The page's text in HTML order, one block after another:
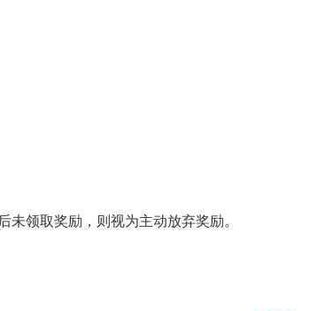
未领取奖励，则视为主动放弃奖励。